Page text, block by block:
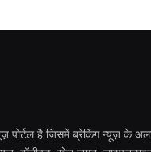
पोर्टल है जिसमें ब्रेकिंग न्यूज़ के